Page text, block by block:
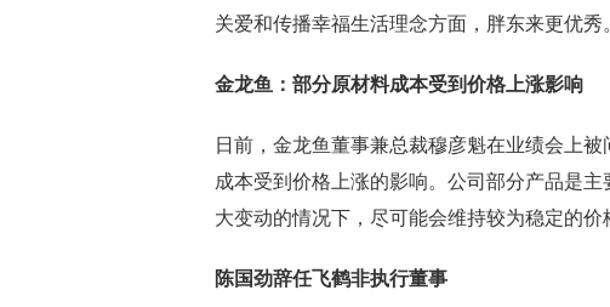
关爱和传播幸福生活理念方面，胖东来更优秀
金龙鱼：部分原材料成本受到价格上涨影响
日前，金龙鱼董事兼总裁穆彦魁在业绩会上
成本受到价格上涨的影响。公司部分产品是
大变动的情况下，尽可能会维持较为稳定的价
陈国劲辞任飞鹤非执行董事